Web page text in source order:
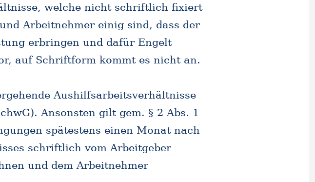
welche nicht schriftlich fixiert
Arbeitnehmer einig sind, dass der
erbringen und dafür Engelt
auf Schriftform kommt es nicht an.
Aushilfsarbeitsverhältnisse
). Ansonsten gilt gem. § 2 Abs. 1
spätestens einen Monat nach
schriftlich vom Arbeitgeber
und dem Arbeitnehmer